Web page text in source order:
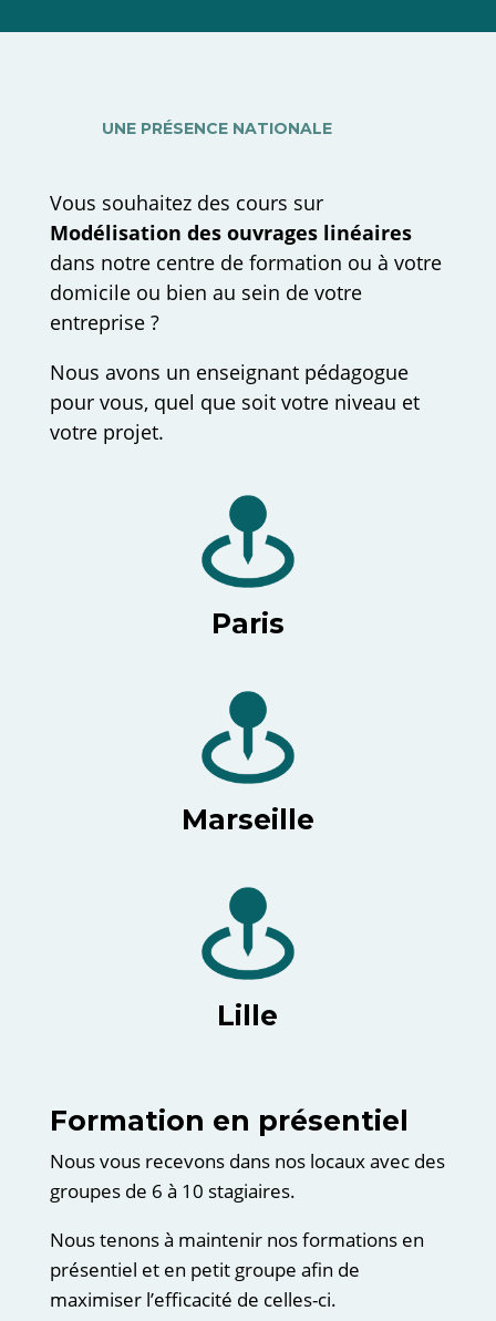
de formation pour son sérieux,
intervenants, notamment
Nicolas. Merci encore !
UNE PRÉSENCE NATIONALE
Vous souhaitez des cours sur
Modélisation des ouvrages linéaires
dans notre centre de formation ou à votre
domicile ou bien au sein de votre
entreprise ?
Nous avons un enseignant pédagogue
pour vous, quel que soit votre niveau et
votre projet.
Paris
Marseille
Lille
Formation en présentiel
Nous vous recevons dans nos locaux avec des
groupes de 6 à 10 stagiaires.
Nous tenons à maintenir nos formations en
présentiel et en petit groupe afin de
maximiser l’efficacité de celles-ci.